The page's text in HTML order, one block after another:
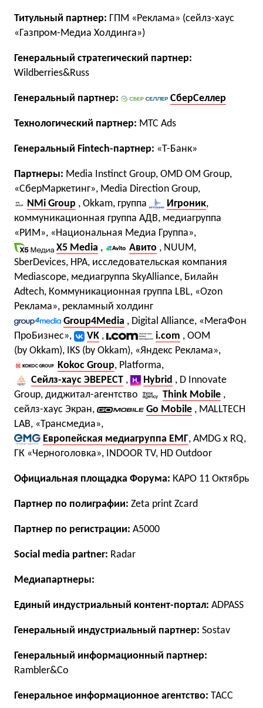
Титульный партнер: ГПМ «Реклама» (сейлз-хаус
«Газпром-Медиа Холдинга»)
Генеральный стратегический партнер:
Wildberries&Russ
Генеральный партнер: СберСеллер
Технологический партнер: МТС Ads
Генеральный Fintech-партнер: «Т-Банк»
Партнеры: Media Instinct Group, OMD OM Group,
«СберМаркетинг», Media Direction Group,
NMi Group , Okkam, группа Игроник,
коммуникационная группа АДВ, медиагруппа
«РИМ», «Национальная Медиа Группа»,
X5 Media , Авито , NUUM,
SberDevices, НРА, исследовательская компания
Mediascope, медиагруппа SkyAlliance, Билайн
Adtech, Коммуникационная группа LBL, «Ozon
Реклама», рекламный холдинг
Group4Media , Digital Alliance, «МегаФон
ПроБизнес»,
VK , i.com , OOM
(by Okkam), IKS (by Okkam), «Яндекс Реклама»,
Kokoc Group, Platforma,
Сейлз-хаус ЭВЕРЕСТ , Hybrid , D Innovate
Group, диджитал-агентство
Think Mobile ,
сейлз-хаус Экран,
Go Mobile , MALLTECH
LAB, «Трансмедиа»,
Европейская медиагруппа ЕМГ, AMDG x RQ,
ГК «Черноголовка», INDOOR TV, HD Outdoor
Официальная площадка Форума: КАРО 11 Октябрь
Партнер по полиграфии: Zeta print Zcard
Партнер по регистрации: А5000
Social media partner: Radar
Медиапартнеры:
Единый индустриальный контент-портал: ADPASS
Генеральный индустриальный партнер: Sostav
Генеральный информационный партнер:
Rambler&Co
Генеральное информационное агентство: ТАСС